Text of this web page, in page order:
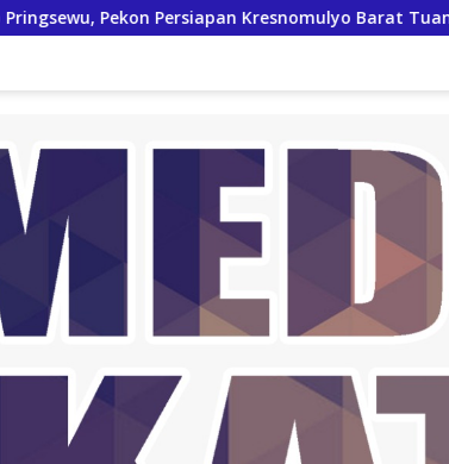
Kresnomulyo Barat Tuan Rumah Ngopi Serasi